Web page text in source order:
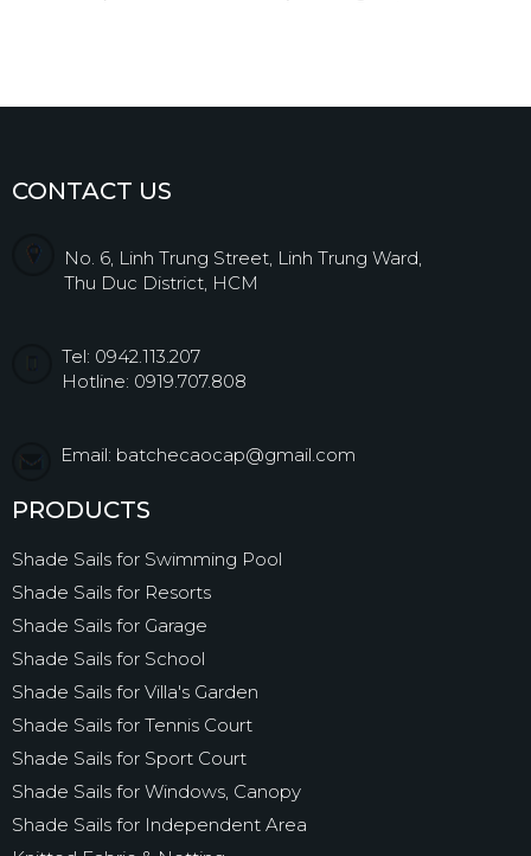
CONTACT US
No. 6, Linh Trung Street, Linh Trung Ward,
Thu Duc District, HCM
Tel: 0942.113.207
Hotline: 0919.707.808
Email: batchecaocap@gmail.com
PRODUCTS
Shade Sails for Swimming Pool
Shade Sails for Resorts
Shade Sails for Garage
Shade Sails for School
Shade Sails for Villa's Garden
Shade Sails for Tennis Court
Shade Sails for Sport Court
Shade Sails for Windows, Canopy
Shade Sails for Independent Area